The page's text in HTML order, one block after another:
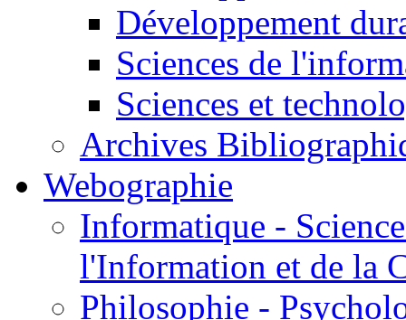
Développement
Sciences de
Sciences et
Archives
Webographie
Informatique -
l'Information et de la
Philosophie -